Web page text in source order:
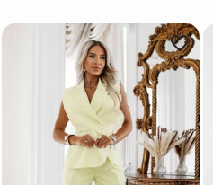
favorite_border